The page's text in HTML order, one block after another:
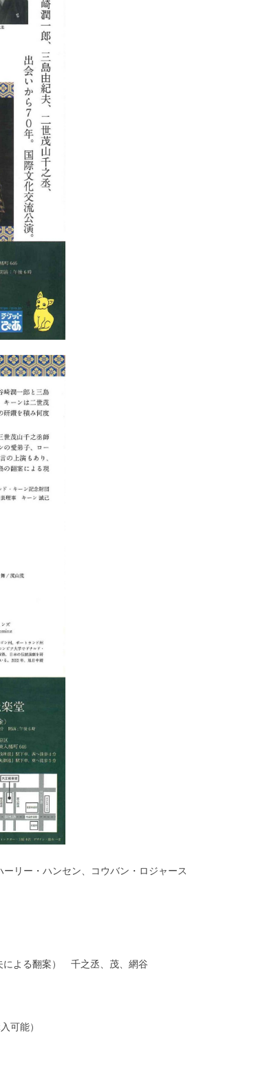
リー・ハンセン、コウバン・ロジャース
による翻案） 千之丞、茂、網谷
可能）